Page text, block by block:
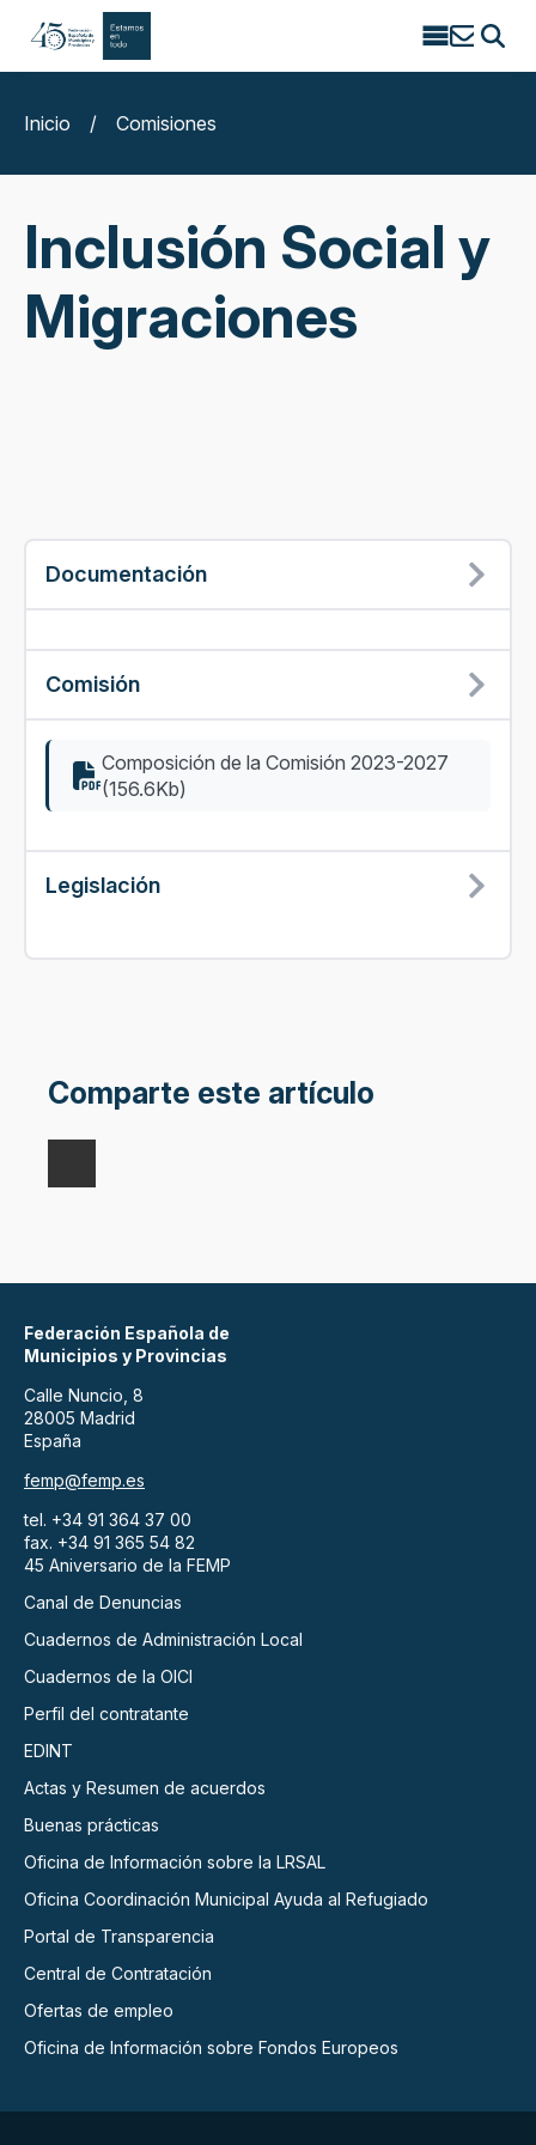
Search
Inicio
/ Comisiones
Inclusión Social y
Migraciones
Documentación
Comisión
Composición de la Comisión 2023-2027
(156.6Kb)
Legislación
Comparte este artículo
Federación Española de
Municipios y Provincias
Calle Nuncio, 8
28005 Madrid
España
femp@femp.es
tel. +34 91 364 37 00
fax. +34 91 365 54 82
45 Aniversario de la FEMP
Canal de Denuncias
Cuadernos de Administración Local
Cuadernos de la OICI
Perfil del contratante
EDINT
Actas y Resumen de acuerdos
Buenas prácticas
Oficina de Información sobre la LRSAL
Oficina Coordinación Municipal Ayuda al Refugiado
Portal de Transparencia
Central de Contratación
Ofertas de empleo
Oficina de Información sobre Fondos Europeos